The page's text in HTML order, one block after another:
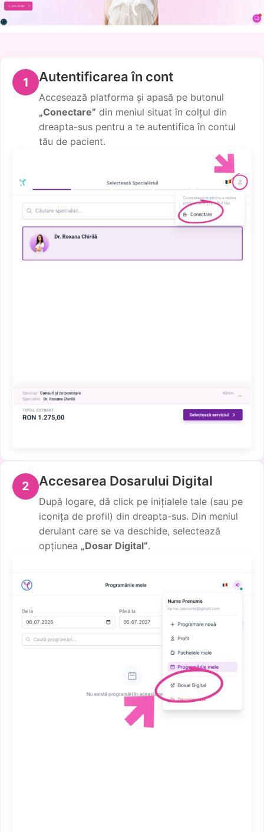
1 Autentificarea în cont
Accesează platforma și apasă pe butonul
„Conectare” din meniul situat în colțul din
dreapta-sus pentru a te autentifica în contul
tău de pacient.
2 Accesarea Dosarului Digital
După logare, dă click pe inițialele tale (sau pe
iconița de profil) din dreapta-sus. Din meniul
derulant care se va deschide, selectează
opțiunea „Dosar Digital”.